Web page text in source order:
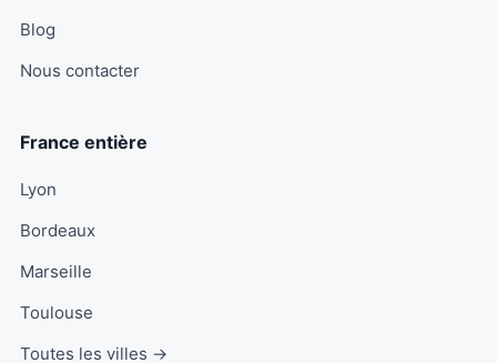
Blog
Nous contacter
France entière
Lyon
Bordeaux
Marseille
Toulouse
Toutes les villes →